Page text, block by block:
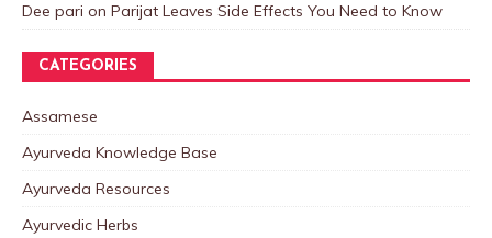
Dee pari on Parijat Leaves Side Effects You Need to Know
CATEGORIES
Assamese
Ayurveda Knowledge Base
Ayurveda Resources
Ayurvedic Herbs